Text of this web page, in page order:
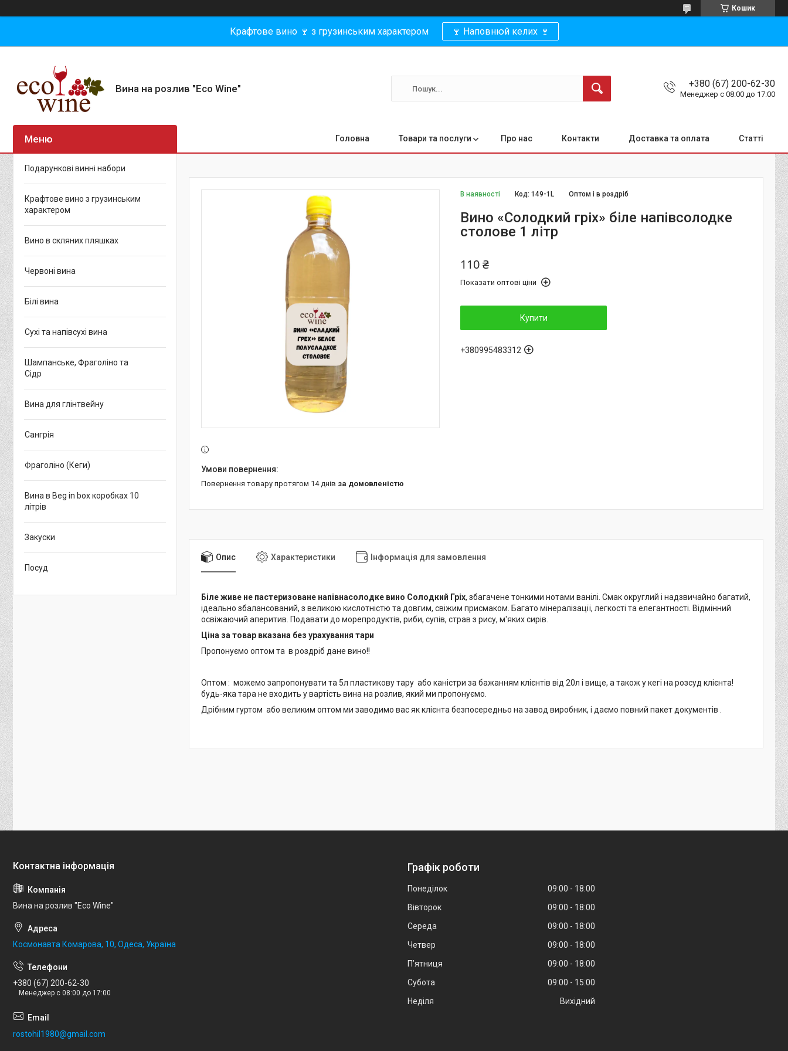
Кошик
Крафтове вино 🍷 з грузинським характером 🍷 Наповнюй келих 🍷
Вина на розлив "Eco Wine" +380 (67) 200-62-30
Менеджер с 08:00 до 17:00
Головна Товари та послуги Про нас Контакти Доставка та оплата Статті
В наявності Оптом і в роздріб
Код:149-1L
Вино «Солодкий гріх» біле напівсолодке
столове 1 літр
110 ₴
Показати оптові ціни
Купити
+380995483312
повернення товару протягом 14 днів за домовленістю
Опис Характеристики Інформація для замовлення
Біле живе не пастеризоване напівнасолодке вино Солодкий Гріх, збагачене тонкими нотами ванілі. Смак округлий і надзвичайно багатий,
ідеально збалансований, з великою кислотністю та довгим, свіжим присмаком. Багато мінералізації, легкості та елегантності. Відмінний
освіжаючий аперитив. Подавати до морепродуктів, риби, супів, страв з рису, м'яких сирів.
Ціна за товар вказана без урахування тари
Пропонуємо оптом та в роздріб дане вино!!
Оптом : можемо запропонувати та 5л пластикову тару або каністри за бажанням клієнтів від 20л і вище, а також у кегі на розсуд клієнта!
будь-яка тара не входить у вартість вина на розлив, який ми пропонуємо.
Дрібним гуртом або великим оптом ми заводимо вас як клієнта безпосередньо на завод виробник, і даємо повний пакет документів .
Подарункові винні набори
Крафтове вино з грузинським
характером
Вино в скляних пляшках
Червоні вина
Білі вина
Сухі та напівсухі вина
Шампанське, Фраголіно та
Сідр
Вина для глінтвейну
Сангрія
Фраголіно (Кеги)
Вина в Beg in box коробках 10
літрів
Закуски
Посуд
Вина на розлив "Eco Wine"
Космонавта Комарова, 10, Одеса, Україна
+380 (67) 200-62-30
Менеджер с 08:00 до 17:00
rostohil1980@gmail.com
Графік роботи
Понеділок 09:00
18:00
Вівторок
09:00
18:00
Середа
09:00
18:00
Четвер
09:00
18:00
Пʼятниця
09:00
18:00
Субота
09:00
15:00
Неділя
Вихідний